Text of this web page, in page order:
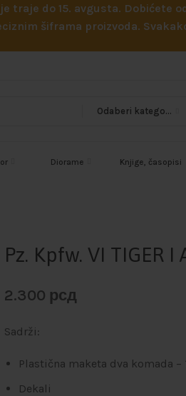
do 15. avgusta. Dobićete
šiframa proizvoda.
Odaberi kategoriju
Diorame Knjige, časopisi
Pz. Kpfw. VI TIGER
2.300 рсд
Sadrži:
Plastična maketa dva komada –
Dekali